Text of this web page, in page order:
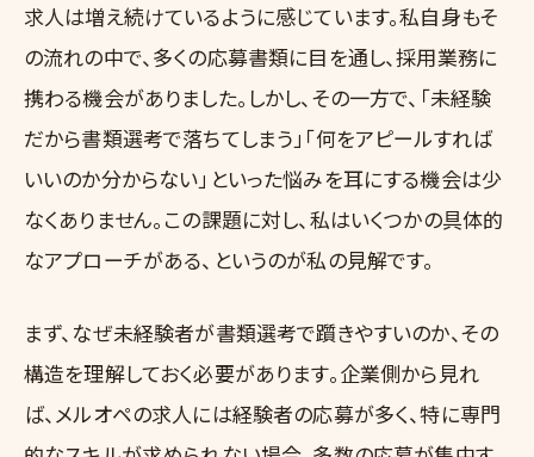
求人は増え続けているように感じています。私自身もそ
の流れの中で、多くの応募書類に目を通し、採用業務に
携わる機会がありました。しかし、その一方で、「未経験
だから書類選考で落ちてしまう」「何をアピールすれば
いいのか分からない」といった悩みを耳にする機会は少
なくありません。この課題に対し、私はいくつかの具体的
なアプローチがある、というのが私の見解です。
まず、なぜ未経験者が書類選考で躓きやすいのか、その
構造を理解しておく必要があります。企業側から見れ
ば、メルオペの求人には経験者の応募が多く、特に専門